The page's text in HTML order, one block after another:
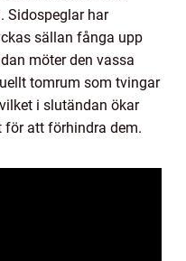
Sidospeglar har
sällan fånga upp
möter den vassa
tomrum som tvingar
i slutändan ökar
för att förhindra dem.